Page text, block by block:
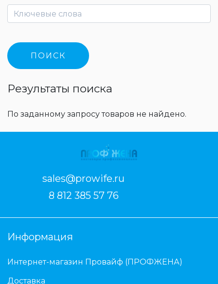
Результаты поиска
По заданному запросу товаров не найдено.
sales@prowife.ru
8 812 385 57 76
Информация
Интернет-магазин Провайф (ПРОФЖЕНА)
Доставка